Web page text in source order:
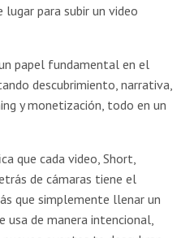
lugar para subir un video
papel fundamental en el
descubrimiento, narrativa,
y monetización, todo en un
que cada video, Short,
de cámaras tiene el
que simplemente llenar un
usa de manera intencional,